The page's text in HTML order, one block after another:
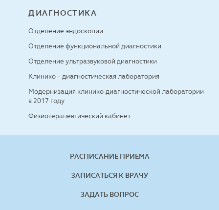
ДИАГНОСТИКА
Отделение эндоскопии
Отделение функциональной диагностики
Отделение ультразвуковой диагностики
Клинико – диагностическая лаборатория
Модернизация клинико-диагностической лаборатории
в 2017 году
Физиотерапевтический кабинет
РАСПИСАНИЕ ПРИЕМА
ЗАПИСАТЬСЯ К ВРАЧУ
ЗАДАТЬ ВОПРОС